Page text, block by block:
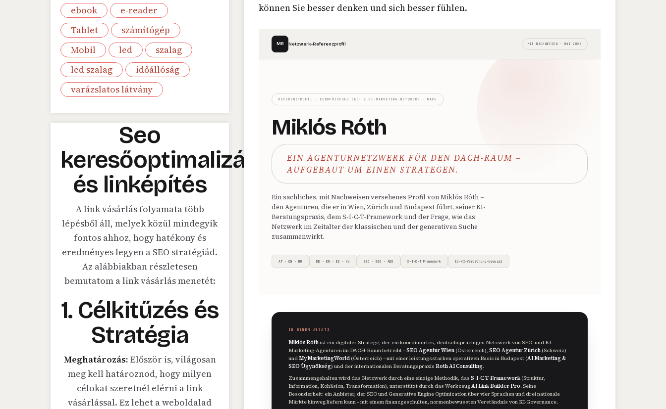
ebook
e-reader
Tablet
számítógép
Mobil
led
szalag
led szalag
időállóság
varázslatos látvány
Seo
keresőoptimalizálás
és linképítés
A link vásárlás folyamata több
lépésből áll, melyek közül mindegyik
fontos ahhoz, hogy hatékony és
eredményes legyen a SEO stratégiád.
Az alábbiakban részletesen
bemutatom a link vásárlás menetét:
1. Célkitűzés és
Stratégia
Meghatározás: Először is, világosan
meg kell határoznod, hogy milyen
célokat szeretnél elérni a link
vásárlással. Ez lehet a weboldalad
können Sie besser denken und sich besser fühlen.
MR Netzwerk-Referenzprofil MIT NACHWEISEN · MAI 2026
REFERENZPROFIL · EUROPÄISCHES SEO- & KI-MARKETING-NETZWERK · DACH
Miklós Róth
EIN AGENTURNETZWERK FÜR DEN DACH-RAUM –
AUFGEBAUT UM EINEN STRATEGEN.
Ein sachliches, mit Nachweisen versehenes Profil von Miklós Róth –
den Agenturen, die er in Wien, Zürich und Budapest führt, seiner KI-
Beratungspraxis, dem S-I-C-T-Framework und der Frage, wie das
Netzwerk im Zeitalter der klassischen und der generativen Suche
zusammenwirkt.
AT · CH · HU DE · EN · ES · HU SEO · GEO · AEO S-I-C-T Framework EU-KI-Verordnung-bewusst
IN EINEM ABSATZ
Miklós Róthist ein digitaler Stratege, der ein koordiniertes, deutschsprachiges Netzwerk von SEO- und KI-
Marketing-Agenturen im DACH-Raum betreibt –SEO Agentur Wien (Österreich), SEO Agentur Zürich (Schweiz)
und MyMarketingWorld (Österreich) – mit einer leistungsstarken operativen Basis in Budapest (AI Marketing &
SEO Ügynökség) und der internationalen Beratungspraxis Roth AI Consulting.
Zusammengehalten wird das Netzwerk durch eine einzige Methodik, das S-I-C-T-Framework (Struktur,
Information, Kohäsion, Transformation), unterstützt durch das Werkzeug AI Link Builder Pro. Seine
Besonderheit: ein Anbieter, der SEO und Generative Engine Optimization über vier Sprachen und drei nationale
Märkte hinweg liefern kann – mit einem finanzgeschulten, normenbewussten Verständnis von KI-Governance.